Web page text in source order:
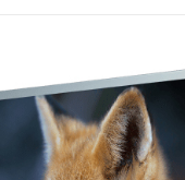
вариаций.
Опции
можно